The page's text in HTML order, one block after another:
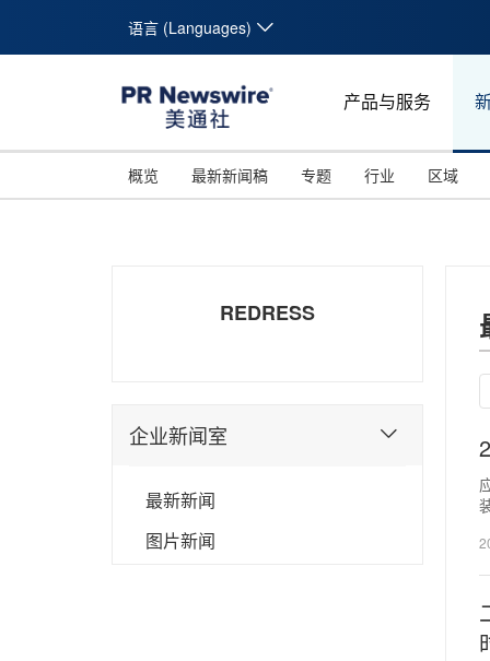
语言 (Languages)
产品与服务
概览 最新新闻稿 专题 行业 区域
REDRESS
企业新闻室
最新新闻
图片新闻